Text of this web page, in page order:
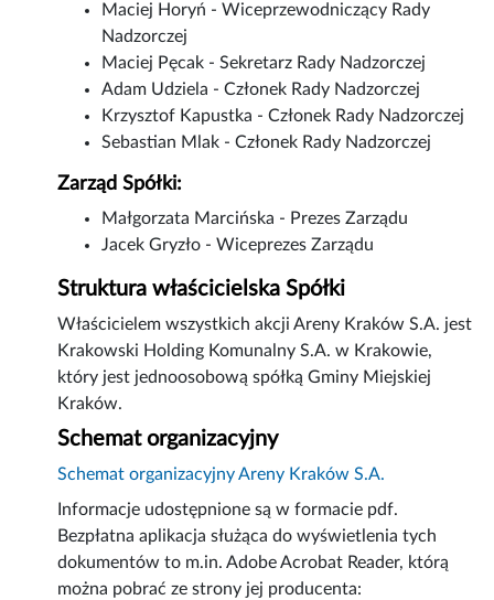
Maciej Horyń - Wiceprzewodniczący Rady
Nadzorczej
Maciej Pęcak - Sekretarz Rady Nadzorczej
Adam Udziela - Członek Rady Nadzorczej
Krzysztof Kapustka - Członek Rady Nadzorczej
Sebastian Mlak - Członek Rady Nadzorczej
Zarząd Spółki:
Małgorzata Marcińska - Prezes Zarządu
Jacek Gryzło - Wiceprezes Zarządu
Struktura właścicielska Spółki
Właścicielem wszystkich akcji Areny Kraków S.A. jest
Krakowski Holding Komunalny S.A. w Krakowie,
który jest jednoosobową spółką Gminy Miejskiej
Kraków.
Schemat organizacyjny
Schemat organizacyjny Areny Kraków S.A.
Informacje udostępnione są w formacie pdf.
Bezpłatna aplikacja służąca do wyświetlenia tych
dokumentów to m.in. Adobe Acrobat Reader, którą
można pobrać ze strony jej producenta: